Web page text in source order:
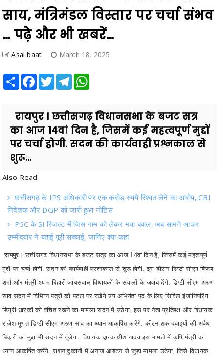
… पढ़े और भी खबरें…
Asal baat March 18, 2025
रायपुर । छत्तीसगढ़ विधानसभा के बजट सत्र
पर चर्चा होगी. सदन की कार्यवाही प्रश्नकाल से
शुरू...
Also Read
निदेशक और DGP को जारी हुआ नोटिस
PSC के SI रिजल्ट में जिस नाम को लेकर मचा बवाल, अब सामने आकर
उम्मीदवार ने बताई पूरी सच्चाई, जानिए क्या कहा
रायपुर। छत्तीसगढ़ विधानसभा के बजट सत्र का आज 14वां दिन है, जिसमें कई महत्वपूर्ण
मुद्दों पर चर्चा होगी. सदन की कार्यवाही प्रश्नकाल से शुरू होगी. इस दौरान डिप्टी सीएम विजय
शर्मा और मंत्री श्याम बिहारी जायसवाल विधायकों के सवालों के जवाब देंगे. डिप्टी सीएम अरुण
साव सदन में विभिन्न पत्रों को पटल पर रखेंगे.उप अभियंता पद के लिए सिविल इंजीनियरिंग
डिग्री धारकों को वंचित रखने का मामला सदन में उठेगा. इस पर नेता प्रतिपक्ष और विधायक
राजेश मूणत डिप्टी सीएम अरुण साव का ध्यान आकर्षित करेंगे. कीटनाशक दवाइयों की अवैध
बिक्री का मुद्दा भी सदन में गूंजेगा. विधायक द्वारकाधीश यादव इस मामले में कृषि मंत्री का
ध्यान आकर्षित करेंगे. राशन दुकानों में अनाज आबंटन से जुड़ा मामला उठेगा, जिसे विधायक
अजय चंद्राकर सदन में रखेंगे. डिप्टी सीएम विजय शर्मा और मंत्री ओपी चौधरी की अनुदान
मांगों पर विस्तृत चर्चा होगी. विधायक धर्मजीत सिंह और भईया लाल राजवाड़े आज प्रतिवेदन